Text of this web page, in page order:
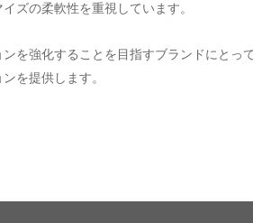
ズの柔軟性を重視しています。
を強化することを目指すブランドにとっ
を提供します。